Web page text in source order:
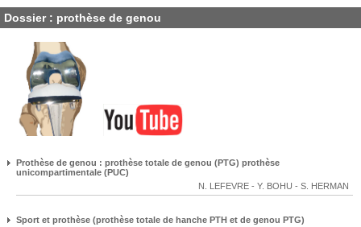
Dossier : prothèse de genou
Prothèse de genou : prothèse totale de genou (PTG) prothèse
unicompartimentale (PUC)
N. LEFEVRE - Y. BOHU - S. HERMAN
Sport et prothèse (prothèse totale de hanche PTH et de genou PTG)